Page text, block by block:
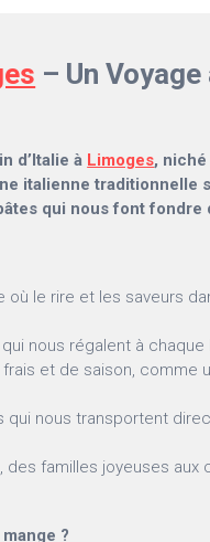
– Un
d’Italie à Limoges, niché
italienne traditionnelle
qui nous font fondre
où le rire et les saveurs
nous régalent à chaque
et de saison, comme
qui nous transportent
familles joyeuses aux
?